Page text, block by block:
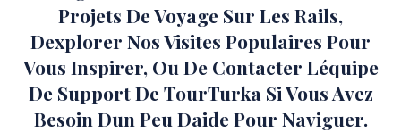
Projets De Voyage Sur Les Rails,
Dexplorer Nos Visites Populaires Pour
Vous Inspirer, Ou De Contacter Léquipe
De Support De TourTurka Si Vous Avez
Besoin Dun Peu Daide Pour Naviguer.